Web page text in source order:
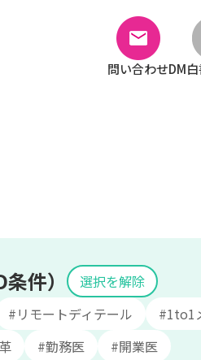
問い合わせDM
件）
選択を解除
#リモートディテール
#1to1
#勤務医
#開業医